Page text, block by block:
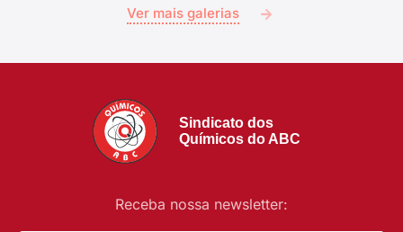
Ver mais galerias
Sindicato dos
Químicos do ABC
Receba nossa newsletter: